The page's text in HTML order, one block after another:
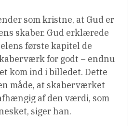
som kristne, at Gud er
skaber. Gud erklærede
første kapitel de
for godt – endnu
kom ind i billedet. Dette
måde, at skaberværket
af den værdi, som
siger han.